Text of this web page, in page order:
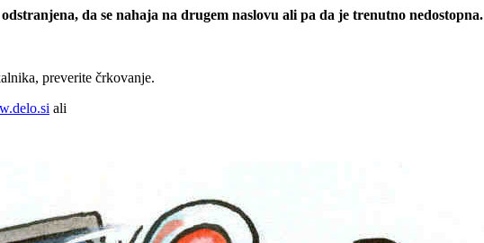
da se nahaja na drugem naslovu ali pa da je trenutno nedostopna.
preverite črkovanje.
ali